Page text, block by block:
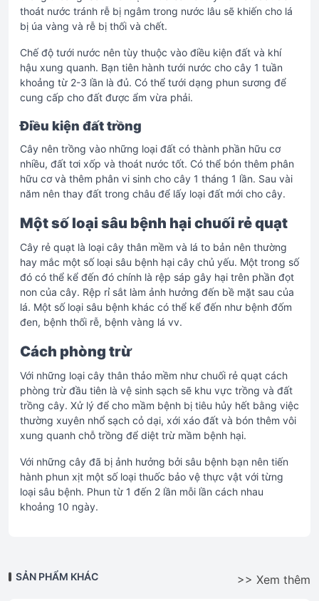
thoát nước tránh rễ bị ngâm trong nước lâu sẽ khiến cho lá
bị úa vàng và rễ bị thối và chết.
Chế độ tưới nước nên tùy thuộc vào điều kiện đất và khí
hậu xung quanh. Bạn tiên hành tưới nước cho cây 1 tuần
khoảng từ 2-3 lần là đủ. Có thể tưới dạng phun sương để
cung cấp cho đất được ẩm vừa phải.
Điều kiện đất trồng
Cây nên trồng vào những loại đất có thành phần hữu cơ
nhiều, đất tơi xốp và thoát nước tốt. Có thể bón thêm phân
hữu cơ và thêm phân vi sinh cho cây 1 tháng 1 lần. Sau vài
năm nên thay đất trong châu để lấy loại đất mới cho cây.
Một số loại sâu bệnh hại chuối rẻ quạt
Cây rẻ quạt là loại cây thân mềm và lá to bản nên thường
hay mắc một số loại sâu bệnh hại cây chủ yếu. Một trong số
đó có thể kể đến đó chính là rệp sáp gây hại trên phần đọt
non của cây. Rệp rỉ sắt làm ảnh hưởng đến bề mặt sau của
lá. Một số loại sâu bệnh khác có thể kể đến như bệnh đốm
đen, bệnh thối rễ, bệnh vàng lá vv.
Cách phòng trừ
Với những loại cây thân thảo mềm như chuối rẻ quạt cách
phòng trừ đầu tiên là vệ sinh sạch sẽ khu vực trồng và đất
trồng cây. Xử lý để cho mầm bệnh bị tiêu hủy hết bằng việc
thường xuyên nhổ sạch cỏ dại, xới xáo đất và bón thêm vôi
xung quanh chỗ trồng để diệt trừ mầm bệnh hại.
Với những cây đã bị ảnh hưởng bởi sâu bệnh bạn nên tiến
hành phun xịt một số loại thuốc bảo vệ thực vật với từng
loại sâu bệnh. Phun từ 1 đến 2 lần mỗi lần cách nhau
khoảng 10 ngày.
SẢN PHẨM KHÁC >> Xem thêm